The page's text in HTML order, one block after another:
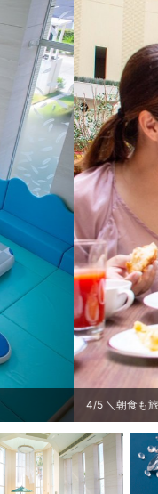
＼朝食も旅の思い出に／笑顔あ